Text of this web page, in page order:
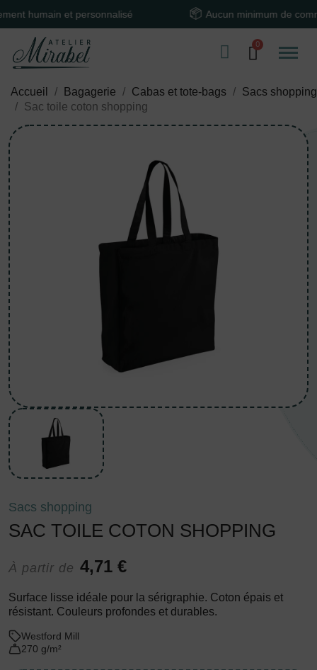
et personnalisé Aucun minimum de
Accueil Bagagerie Cabas et tote-bags
Sacs shopping
Sac toile coton shopping
Sacs shopping
SAC TOILE COTON SHOPPING
À partir de 4,71 €
Surface lisse idéale pour la sérigraphie. Coton épais et
résistant. Couleurs profondes et durables.
Westford Mill
270 g/m²